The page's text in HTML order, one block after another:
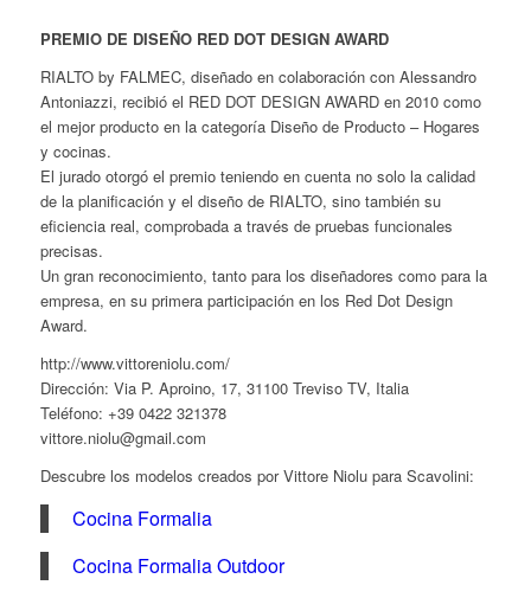
PREMIO DE DISEÑO RED DOT DESIGN AWARD
RIALTO by FALMEC, diseñado en colaboración con Alessandro
Antoniazzi, recibió el RED DOT DESIGN AWARD en 2010 como
el mejor producto en la categoría Diseño de Producto – Hogares
y cocinas.
El jurado otorgó el premio teniendo en cuenta no solo la calidad
de la planificación y el diseño de RIALTO, sino también su
eficiencia real, comprobada a través de pruebas funcionales
precisas.
Un gran reconocimiento, tanto para los diseñadores como para la
empresa, en su primera participación en los Red Dot Design
Award.
http://www.vittoreniolu.com/
Dirección: Via P. Aproino, 17, 31100 Treviso TV, Italia
Teléfono: +39 0422 321378
vittore.niolu@gmail.com
Descubre los modelos creados por Vittore Niolu para Scavolini:
Cocina Formalia
Cocina Formalia Outdoor